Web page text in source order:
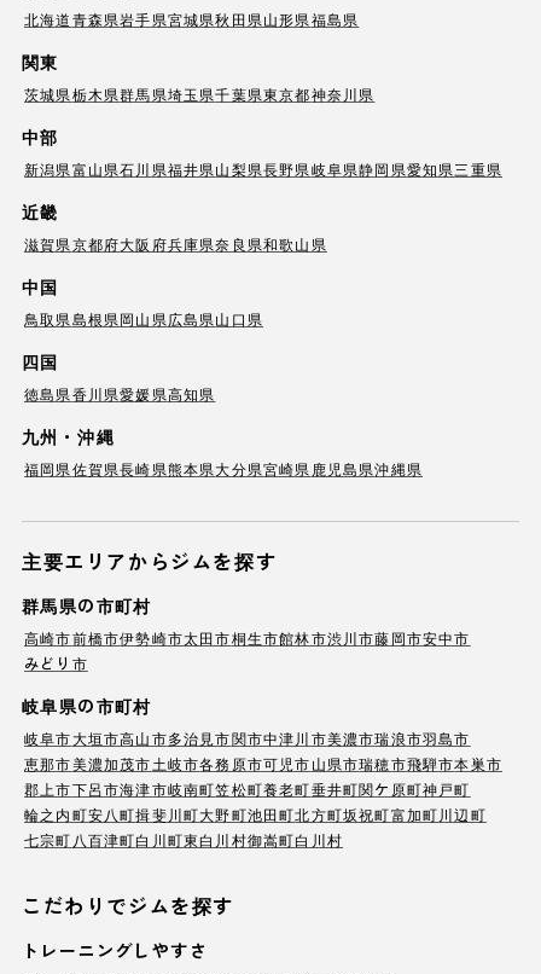
北海道青森県岩手県宮城県秋田県山形県福島県
関東
茨城県栃木県群馬県埼玉県千葉県東京都神奈川県
中部
新潟県富山県石川県福井県山梨県長野県岐阜県静岡県愛知県三重県
近畿
滋賀県京都府大阪府兵庫県奈良県和歌山県
中国
鳥取県島根県岡山県広島県山口県
四国
徳島県香川県愛媛県高知県
九州・沖縄
福岡県佐賀県長崎県熊本県大分県宮崎県 鹿児島県沖縄県
主要エリアからジムを探す
群馬県の市町村
高崎市前橋市伊勢崎市太田市桐生市館林市渋川市藤岡市安中市
みどり市
岐阜県の市町村
岐阜市大垣市高山市多治見市関市中津川市美濃市瑞浪市羽島市
恵那市美濃加茂市土岐市各務原市可児市山県市瑞穂市飛騨市本巣市
郡上市下呂市海津市岐南町笠松町養老町垂井町関ケ原町神戸町
輪之内町安八町揖斐川町大野町池田町北方町坂祝町富加町川辺町
七宗町 八百津町白川町東白川村御嵩町白川村
こだわりでジムを探す
トレーニングしやすさ